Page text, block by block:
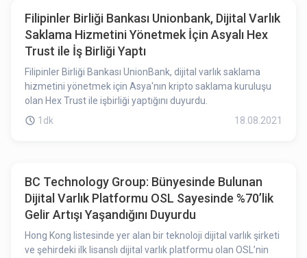
Filipinler Birliği Bankası Unionbank, Dijital Varlık
Saklama Hizmetini Yönetmek İçin Asyalı Hex
Trust ile İş Birliği Yaptı
Filipinler Birliği Bankası UnionBank, dijital varlık saklama
hizmetini yönetmek için Asya'nın kripto saklama kuruluşu
olan Hex Trust ile işbirliği yaptığını duyurdu.
1dk
18.08.2021
BC Technology Group: Bünyesinde Bulunan
Dijital Varlık Platformu OSL Sayesinde %70’lik
Gelir Artışı Yaşandığını Duyurdu
Hong Kong listesinde yer alan bir teknoloji dijital varlık şirketi
ve şehirdeki ilk lisanslı dijital varlık platformu olan OSL’nin